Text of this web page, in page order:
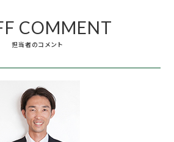
COMMENT
担当者のコメント